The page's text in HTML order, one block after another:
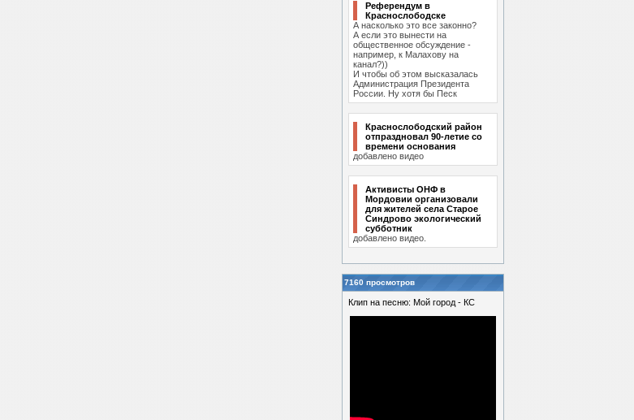
Референдум в
Краснослободске
А насколько это все законно?
А если это вынести на
общественное обсуждение -
например, к Малахову на
канал?))
И чтобы об этом высказалась
Администрация Президента
России. Ну хотя бы Песк
Краснослободский район
отпраздновал 90-летие со
времени основания
добавлено видео
Активисты ОНФ в
Мордовии организовали
для жителей села Старое
Синдрово экологический
субботник
добавлено видео.
7160 просмотров
Клип на песню: Мой город - КС